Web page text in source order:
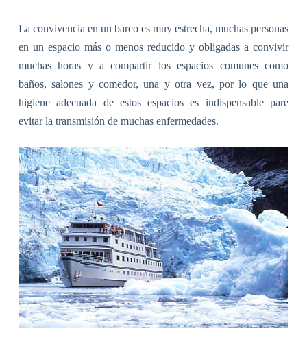
La convivencia en un barco es muy estrecha, muchas personas
en un espacio más o menos reducido y obligadas a convivir
muchas horas y a compartir los espacios comunes como
baños, salones y comedor, una y otra vez, por lo que una
higiene adecuada de estos espacios es indispensable pare
evitar la transmisión de muchas enfermedades.